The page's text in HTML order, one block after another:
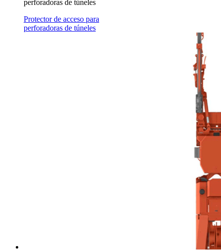
perforadoras de túneles
Protector de acceso para
perforadoras de túneles